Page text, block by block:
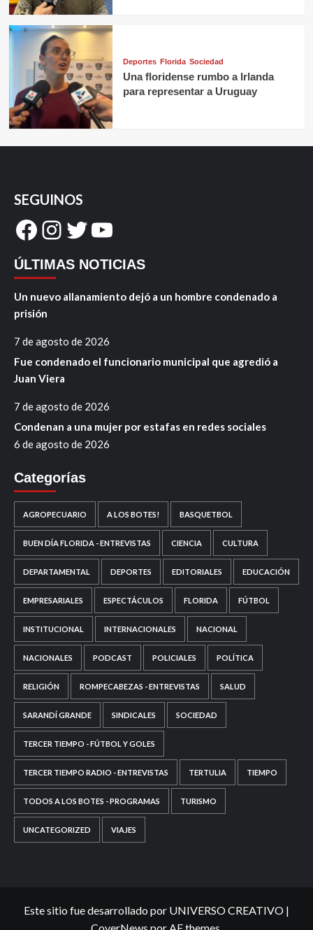
Deportes Florida Sociedad
Una floridense rumbo a Irlanda
para representar a Uruguay
SEGUINOS
Facebook
Instagram
Twitter
YouTube
ÚLTIMAS NOTICIAS
Un nuevo allanamiento dejó a un hombre condenado a
prisión
7 de agosto de 2026
Fue condenado el funcionario municipal que agredió a
Juan Viera
7 de agosto de 2026
Condenan a una mujer por estafas en redes sociales
6 de agosto de 2026
Categorías
AGROPECUARIO A LOS BOTES! BASQUETBOL
BUEN DÍA FLORIDA - ENTREVISTAS CIENCIA CULTURA
DEPARTAMENTAL DEPORTES EDITORIALES EDUCACIÓN
EMPRESARIALES ESPECTÁCULOS FLORIDA FÚTBOL
INSTITUCIONAL INTERNACIONALES NACIONAL
NACIONALES PODCAST POLICIALES POLÍTICA
RELIGIÓN ROMPECABEZAS - ENTREVISTAS SALUD
SARANDÍ GRANDE SINDICALES SOCIEDAD
TERCER TIEMPO - FÚTBOL Y GOLES
TERCER TIEMPO RADIO - ENTREVISTAS TERTULIA TIEMPO
TODOS A LOS BOTES - PROGRAMAS TURISMO
UNCATEGORIZED VIAJES
Este sitio fue desarrollado por UNIVERSO CREATIVO |